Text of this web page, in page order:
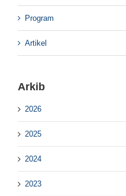
Program
Artikel
Arkib
2026
2025
2024
2023